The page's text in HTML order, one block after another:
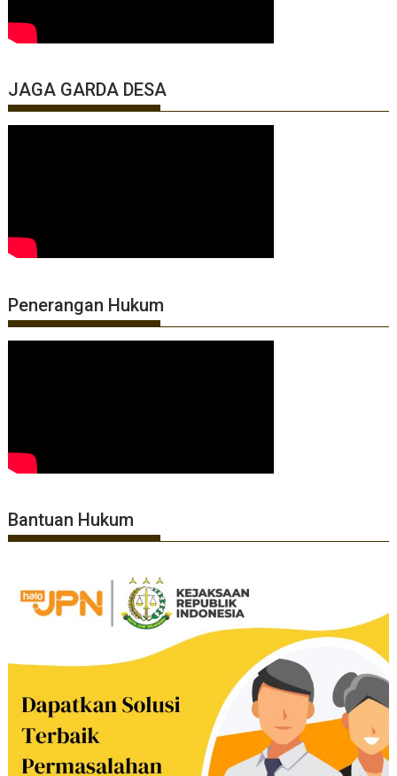
JAGA GARDA DESA
Penerangan Hukum
Bantuan Hukum